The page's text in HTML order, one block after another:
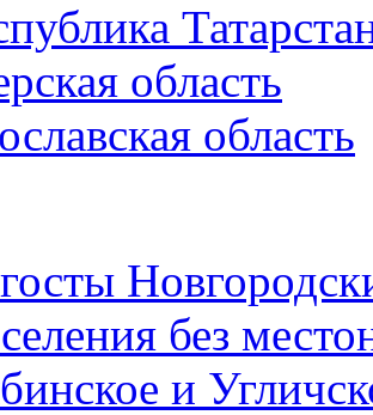
область
область
без
и